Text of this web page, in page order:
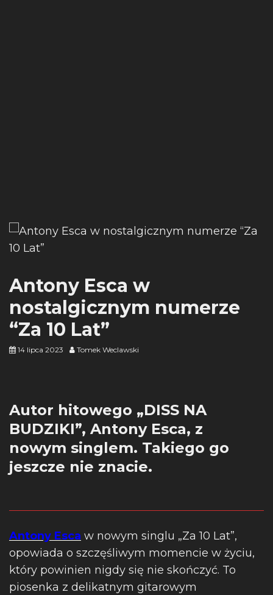
Antony Esca w
nostalgicznym numerze
“Za 10 Lat”
14 lipca 2023 Tomek Weclawski
Autor hitowego „DISS NA
BUDZIKI”, Antony Esca, z
nowym singlem. Takiego go
jeszcze nie znacie.
Antony Esca w nowym singlu „Za 10 Lat”,
opowiada o szczęśliwym momencie w życiu,
który powinien nigdy się nie skończyć. To
piosenka z delikatnym gitarowym